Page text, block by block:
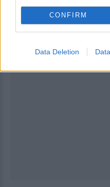
CONFIRM
Data Deletion